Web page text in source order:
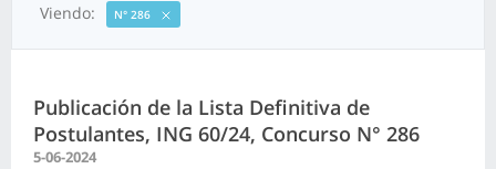
Viendo: N° 286
Publicación de la Lista Definitiva de
Postulantes, ING 60/24, Concurso N° 286
5-06-2024